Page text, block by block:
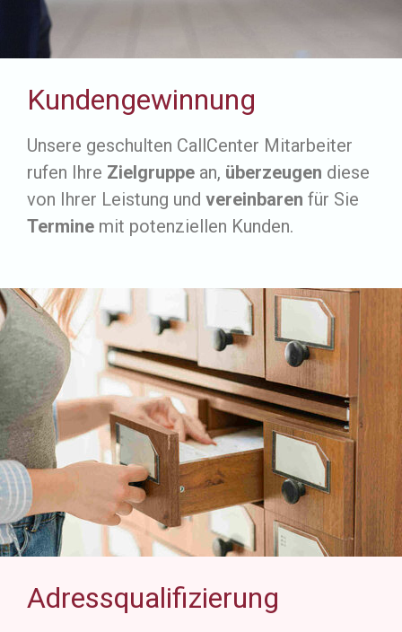
Kundengewinnung
Unsere geschulten CallCenter Mitarbeiter
rufen Ihre Zielgruppe an, überzeugen diese
von Ihrer Leistung und vereinbaren für Sie
Termine mit potenziellen Kunden.
Adressqualifizierung